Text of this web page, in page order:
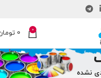
0
0
نشده